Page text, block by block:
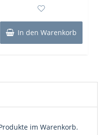
In den Warenkorb
im Warenkorb.